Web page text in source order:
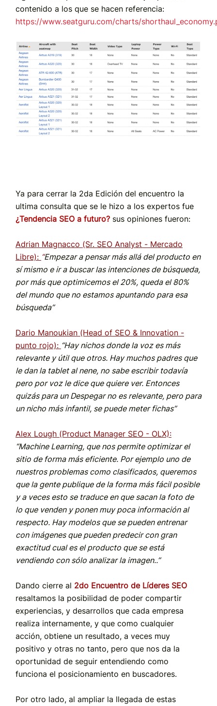
contenido a los que se hacen referencia:
https://www.seatguru.com/charts/
Ya para cerrar la 2da Edición del encuentro la
ultima consulta que se le hizo a los expertos fue
¿Tendencia SEO a futuro? sus opiniones fueron:
Adrian Magnacco (Sr. SEO Analyst - Mercado
Libre): “Empezar a pensar más allá del producto en
sí mismo e ir a buscar las intenciones de búsqueda,
por más que optimicemos el 20%, queda el 80%
del mundo que no estamos apuntando para esa
búsqueda”
Dario Manoukian (Head of SEO & Innovation -
punto rojo): “Hay nichos donde la voz es más
relevante y útil que otros. Hay muchos padres que
le dan la tablet al nene, no sabe escribir todavía
pero por voz le dice que quiere ver. Entonces
quizás para un Despegar no es relevante, pero para
un nicho más infantil, se puede meter fichas”
Alex Lough (Product Manager SEO - OLX):
“Machine Learning, que nos permite optimizar el
sitio de forma más eficiente. Por ejemplo uno de
nuestros problemas como clasificados, queremos
que la gente publique de la forma más fácil posible
y a veces esto se traduce en que sacan la foto de
lo que venden y ponen muy poca información al
respecto. Hay modelos que se pueden entrenar
con imágenes que pueden predecir con gran
exactitud cual es el producto que se está
vendiendo con sólo analizar la imagen..”
Dando cierre al 2do Encuentro de Líderes SEO
resaltamos la posibilidad de poder compartir
experiencias, y desarrollos que cada empresa
realiza internamente, y que como cualquier
acción, obtiene un resultado, a veces muy
positivo y otras no tanto, pero que nos da la
oportunidad de seguir entendiendo como
funciona el posicionamiento en buscadores.
Por otro lado, al ampliar la llegada de estas